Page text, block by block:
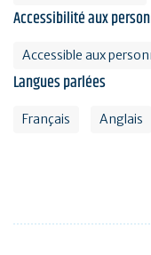
Accessibilité aux
Accessible aux
Langues parlées
Français Anglais
Maxi